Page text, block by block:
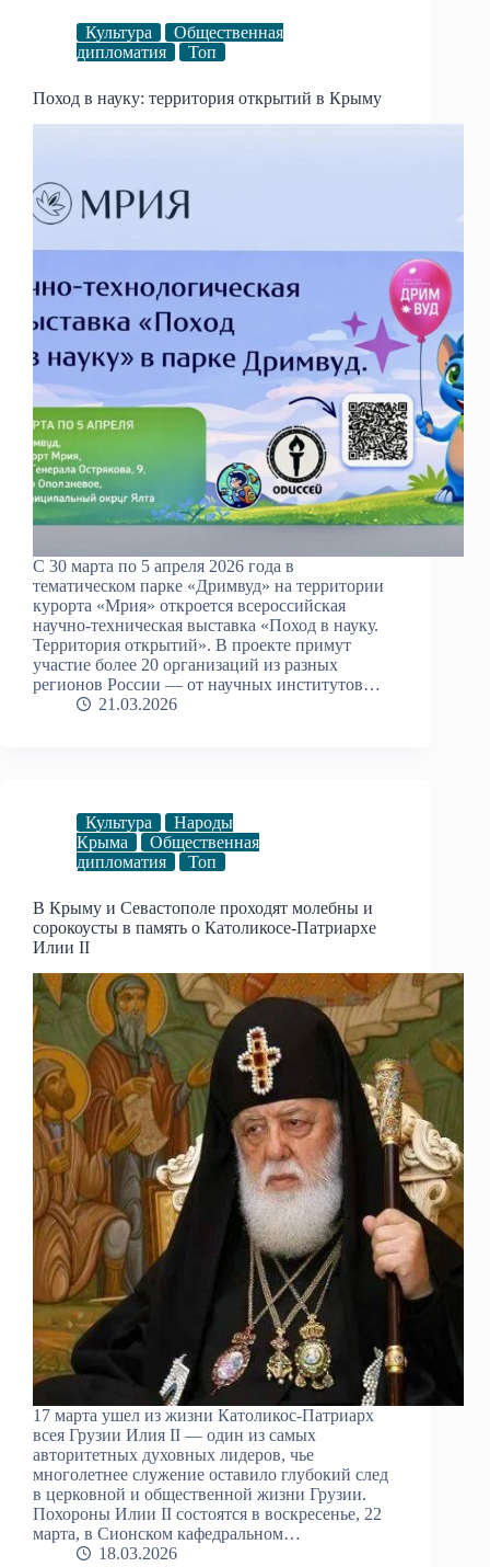
Культура
Общественная
дипломатия
Топ
Поход в науку: территория открытий в Крыму
С 30 марта по 5 апреля 2026 года в
тематическом парке «Дримвуд» на территории
курорта «Мрия» откроется всероссийская
научно-техническая выставка «Поход в науку.
Территория открытий». В проекте примут
участие более 20 организаций из разных
регионов России — от научных институтов…
21.03.2026
Культура
Народы
Крыма
Общественная
дипломатия
Топ
В Крыму и Севастополе проходят молебны и
сорокоусты в память о Католикосе-Патриархе
Илии II
17 марта ушел из жизни Католикос-Патриарх
всея Грузии Илия II — один из самых
авторитетных духовных лидеров, чье
многолетнее служение оставило глубокий след
в церковной и общественной жизни Грузии.
Похороны Илии II состоятся в воскресенье, 22
марта, в Сионском кафедральном…
18.03.2026